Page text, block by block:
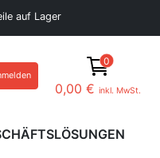
auf Lager
0
0,00 € inkl. MwSt.